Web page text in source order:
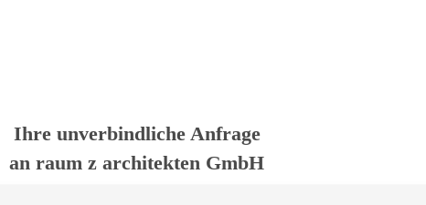
Ihre unverbindliche Anfrage
an raum z architekten GmbH